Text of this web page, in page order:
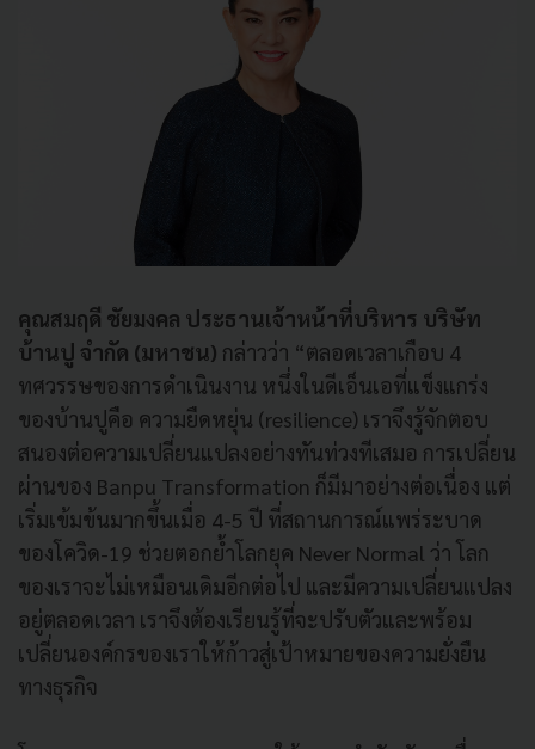
คุณสมฤดี ชัยมงคล ประธานเจ้าหน้าที่บริหาร บริษัท
บ้านปู จำกัด (มหาชน) กล่าวว่า “ตลอดเวลาเกือบ 4
ทศวรรษของการดำเนินงาน หนึ่งในดีเอ็นเอที่แข็งแกร่ง
ของบ้านปูคือ ความยืดหยุ่น (resilience) เราจึงรู้จักตอบ
สนองต่อความเปลี่ยนแปลงอย่างทันท่วงทีเสมอ การเปลี่ยน
ผ่านของ Banpu Transformation ก็มีมาอย่างต่อเนื่อง แต่
เริ่มเข้มข้นมากขึ้นเมื่อ 4-5 ปี ที่สถานการณ์แพร่ระบาด
ของโควิด-19 ช่วยตอกย้ำโลกยุค Never Normal ว่า โลก
ของเราจะไม่เหมือนเดิมอีกต่อไป และมีความเปลี่ยนแปลง
อยู่ตลอดเวลา เราจึงต้องเรียนรู้ที่จะปรับตัวและพร้อม
เปลี่ยนองค์กรของเราให้ก้าวสู่เป้าหมายของความยั่งยืน
ทางธุรกิจ